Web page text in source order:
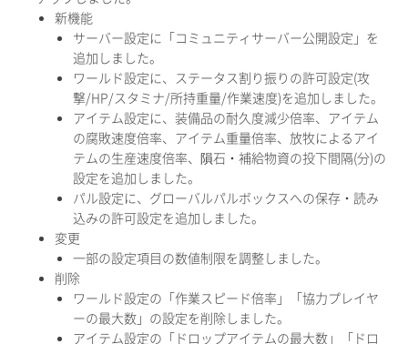
新機能
サーバー設定に「コミュニティサーバー公開設定」を
追加しました。
ワールド設定に、ステータス割り振りの許可設定(攻
撃/HP/スタミナ/所持重量/作業速度)を追加しました。
アイテム設定に、装備品の耐久度減少倍率、アイテム
の腐敗速度倍率、アイテム重量倍率、放牧によるアイ
テムの生産速度倍率、隕石・補給物資の投下間隔(分)の
設定を追加しました。
パル設定に、グローバルパルボックスへの保存・読み
込みの許可設定を追加しました。
変更
一部の設定項目の数値制限を調整しました。
削除
ワールド設定の「作業スピード倍率」「協力プレイヤ
ーの最大数」の設定を削除しました。
アイテム設定の「ドロップアイテムの最大数」「ドロ